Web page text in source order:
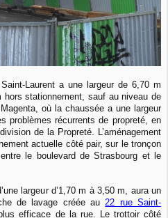
Laurent a une largeur de 6,70 m
stationnement, sauf au niveau de
où la chaussée a une largeur
problèmes récurrents de propreté, en
de la Propreté. L’aménagement
actuelle côté pair, sur le tronçon
le boulevard de Strasbourg et le
largeur d’1,70 m à 3,50 m, aura un
de lavage créée au22 rue Saint-
efficace de la rue. Le trottoir côté